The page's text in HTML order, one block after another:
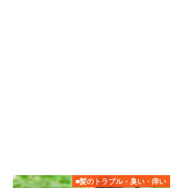
■髪のトラブル・臭い・痒い